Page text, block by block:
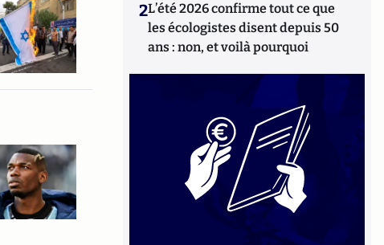
2L’été 2026 confirme tout ce que
les écologistes disent depuis 50
ans : non, et voilà pourquoi